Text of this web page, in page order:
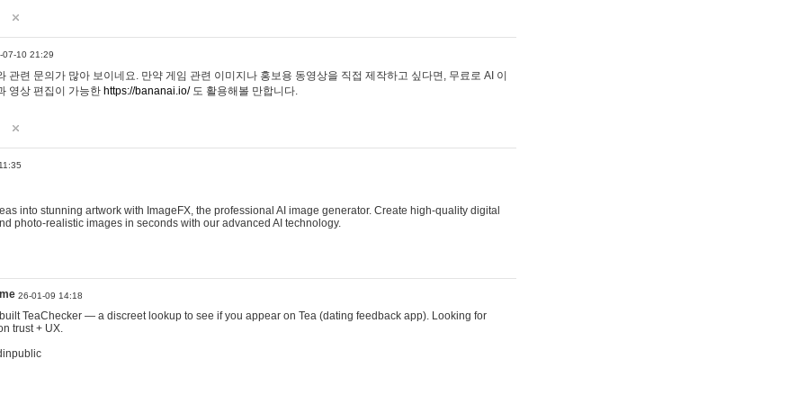
07-10 21:29
관련 문의가 많아 보이네요. 만약 게임 관련 이미지나 홍보용 동영상을 직접 제작하고 싶다면, 무료로 AI 이
영상 편집이 가능한 https://bananai.io/도 활용해볼 만합니다.
into stunning artwork with ImageFX, the professional AI image generator. Create high-quality digital
photo-realistic images in seconds with our advanced AI technology.
26-01-09 14:18
TeaChecker — a discreet lookup to see if you appear on Tea (dating feedback app). Looking for
trust + UX.